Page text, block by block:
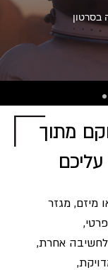
מתוך
מיזם, מגזר
אחרת,
בסרטון